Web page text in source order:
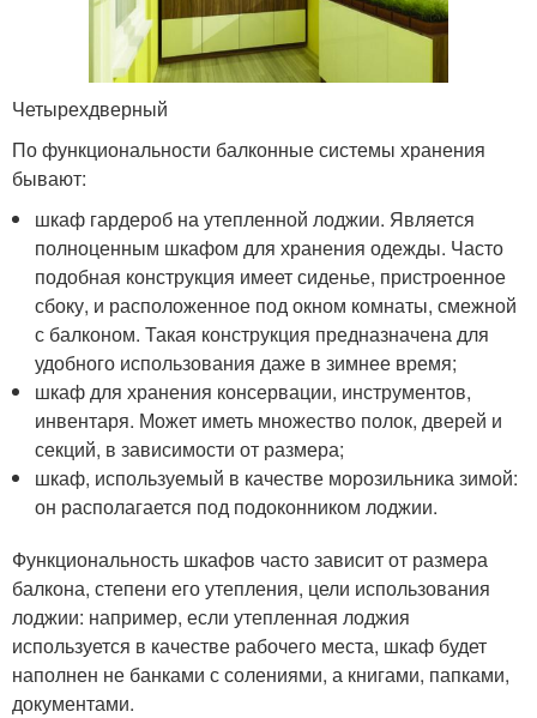
Четырехдверный
По функциональности балконные системы хранения
бывают:
шкаф гардероб на утепленной лоджии. Является
полноценным шкафом для хранения одежды. Часто
подобная конструкция имеет сиденье, пристроенное
сбоку, и расположенное под окном комнаты, смежной
с балконом. Такая конструкция предназначена для
удобного использования даже в зимнее время;
шкаф для хранения консервации, инструментов,
инвентаря. Может иметь множество полок, дверей и
секций, в зависимости от размера;
шкаф, используемый в качестве морозильника зимой:
он располагается под подоконником лоджии.
Функциональность шкафов часто зависит от размера
балкона, степени его утепления, цели использования
лоджии: например, если утепленная лоджия
используется в качестве рабочего места, шкаф будет
наполнен не банками с солениями, а книгами, папками,
документами.